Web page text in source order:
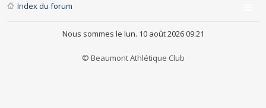
Index du forum
Nous sommes le lun. 10 août 2026 09:21
© Beaumont Athlétique Club